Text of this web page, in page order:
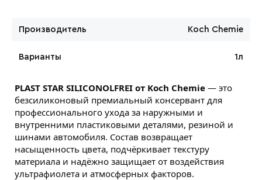
Производитель Koch Chemie
Варианты 1л
PLAST STAR SILICONOLFREI от Koch Chemie — это
безсиликоновый премиальный консервант для
профессионального ухода за наружными и
внутренними пластиковыми деталями, резиной и
шинами автомобиля. Состав возвращает
насыщенность цвета, подчёркивает текстуру
материала и надёжно защищает от воздействия
ультрафиолета и атмосферных факторов.